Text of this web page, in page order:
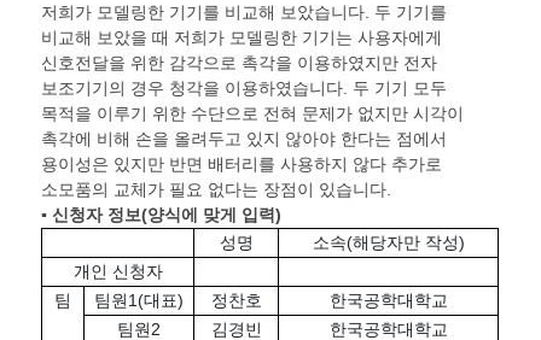
저희가 모델링한 기기를 비교해 보았습니다. 두 기기를
비교해 보았을 때 저희가 모델링한 기기는 사용자에게
신호전달을 위한 감각으로 촉각을 이용하였지만 전자
보조기기의 경우 청각을 이용하였습니다. 두 기기 모두
목적을 이루기 위한 수단으로 전혀 문제가 없지만 시각이
촉각에 비해 손을 올려두고 있지 않아야 한다는 점에서
용이성은 있지만 반면 배터리를 사용하지 않다 추가로
소모품의 교체가 필요 없다는 장점이 있습니다.
▪ 신청자 정보(양식에 맞게 입력)
성명
소속(해당자만 작성)
개인 신청자
팀
팀원1(대표) 정찬호
한국공학대학교
팀원2
김경빈
한국공학대학교